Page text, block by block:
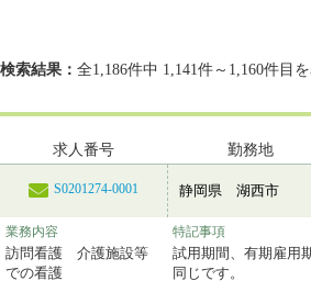
検索結果： 全1,186件中 1,141件～1,160件目
求人番号 勤務地
S0201274-0001 静岡県 湖西市
業務内容
訪問看護 介護施設等
での看護
特記事項
試用期間、有期雇用
同じです。